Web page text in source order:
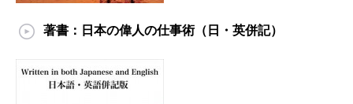
著書：日本の偉人の仕事術（日・英併記）